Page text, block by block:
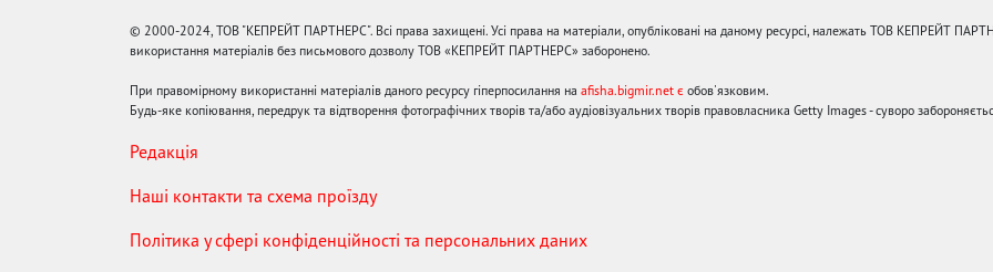
© 2000-2024, ТОВ "КЕПРЕЙТ ПАРТНЕРС". Всі права захищені. Усі права на матеріали, опубліковані на даному ресурсі, належать ТОВ КЕПРЕЙТ
використання матеріалів без письмового дозволу ТОВ «КЕПРЕЙТ ПАРТНЕРС» заборонено.
При правомірному використанні матеріалів даного ресурсу гіперпосилання на afisha.bigmir.net є обов'язковим.
Будь-яке копіювання, передрук та відтворення фотографічних творів та/або аудіовізуальних творів правовласника Getty Images - суворо
Редакція
Наші контакти та схема проїзду
Політика у сфері конфіденційності та персональних даних